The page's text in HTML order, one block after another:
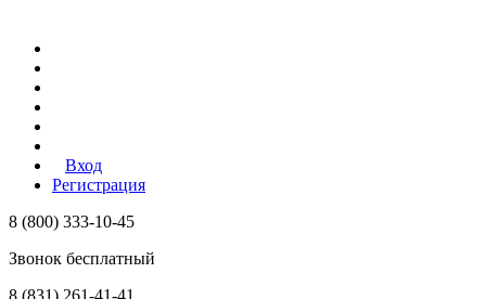
Вход
Регистрация
8 (800) 333-10-45
Звонок бесплатный
8 (831) 261-41-41